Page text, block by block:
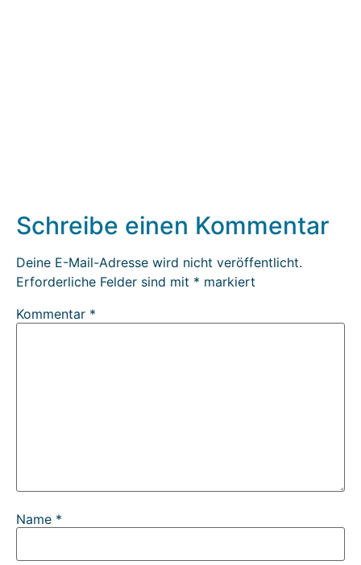
Schreibe einen Kommentar
Deine E-Mail-Adresse wird nicht veröffentlicht.
Erforderliche Felder sind mit * markiert
Kommentar *
Name *